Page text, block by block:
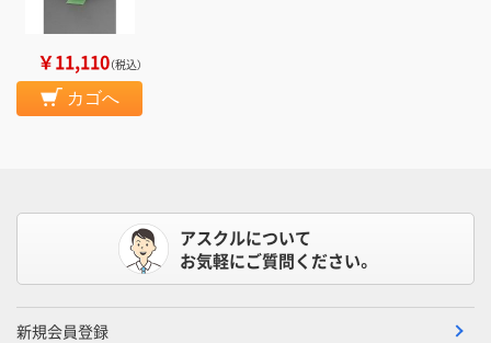
￥11,110（税込）
カゴへ
アスクルについて
お気軽にご質問ください。
新規会員登録